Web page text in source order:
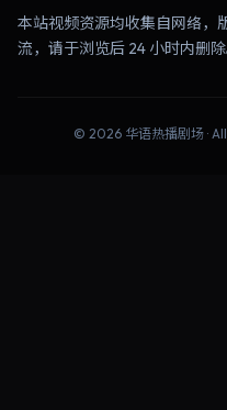
本站视频资源均收集自网络，
流，请于浏览后 24 小时内删
© 2026 华语热播剧场·